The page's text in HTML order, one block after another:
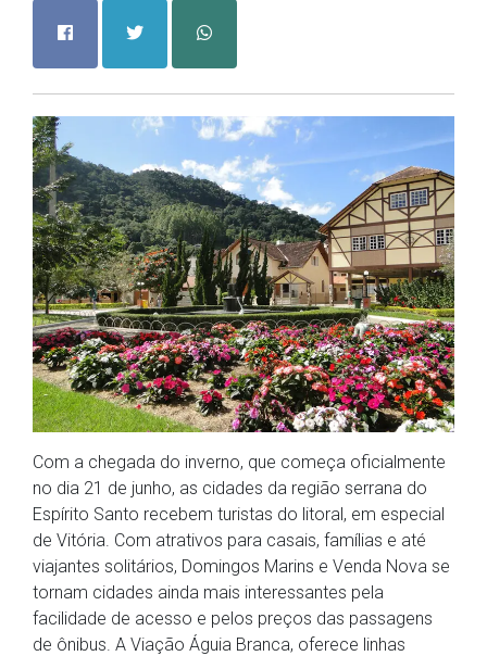
Com a chegada do inverno, que começa oficialmente
no dia 21 de junho, as cidades da região serrana do
Espírito Santo recebem turistas do litoral, em especial
de Vitória. Com atrativos para casais, famílias e até
viajantes solitários, Domingos Marins e Venda Nova se
tornam cidades ainda mais interessantes pela
facilidade de acesso e pelos preços das passagens
de ônibus. A Viação Águia Branca, oferece linhas